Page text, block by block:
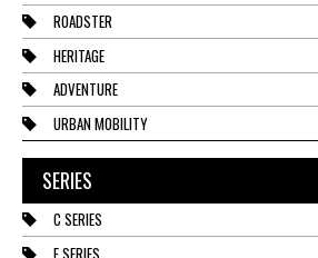
ROADSTER
HERITAGE
ADVENTURE
URBAN MOBILITY
SERIES
C SERIES
F SERIES